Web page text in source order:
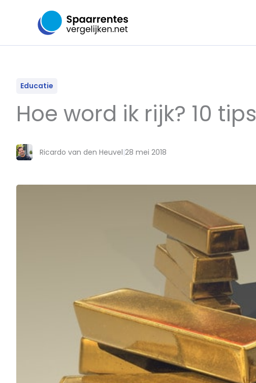
Educatie
Hoe word ik rijk? 10 tips
Ricardo van den Heuvel|28 mei 2018